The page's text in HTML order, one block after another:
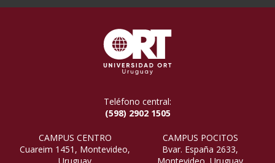
Teléfono central:
(598) 2902 1505
CAMPUS CENTRO
Cuareim 1451, Montevideo,
Uruguay
CAMPUS POCITOS
Bvar. España 2633,
Montevideo, Uruguay